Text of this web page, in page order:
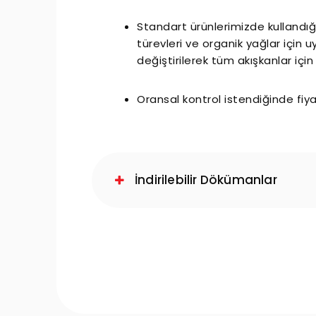
Standart ürünlerimizde
türevleri ve organik yağlar için
değiştirilerek tüm akışkanlar
Oransal kontrol istendiğinde
İndirilebilir Dökümanlar